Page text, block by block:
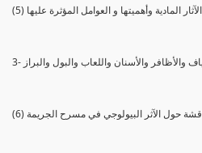
الآثار المادية وأهميتها و العوامل المؤثرة عليها
والأظافر والأسنان واللعاب والبول والبراز
حول الآثر البيولوجي في مسرح الجريمة